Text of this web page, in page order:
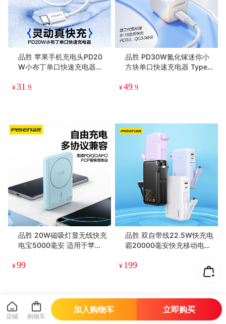
品胜 苹果手机充电头PD20
W小布丁单口快速充电器充
充 适用于苹果14/15手机快
¥31 .9
品胜 PD30W氮化镓迷你小
方块单口快速充电器 Type-
¥49 .9
品胜 20W磁吸灯显无线快充
电宝5000毫安 适用于苹果1
¥99
品胜 双自带线22.5W快充电
霸20000毫安快充移动电源
超级快充小米三星快充充电
¥ 199
店铺 购物车
加入购物车 立即购买